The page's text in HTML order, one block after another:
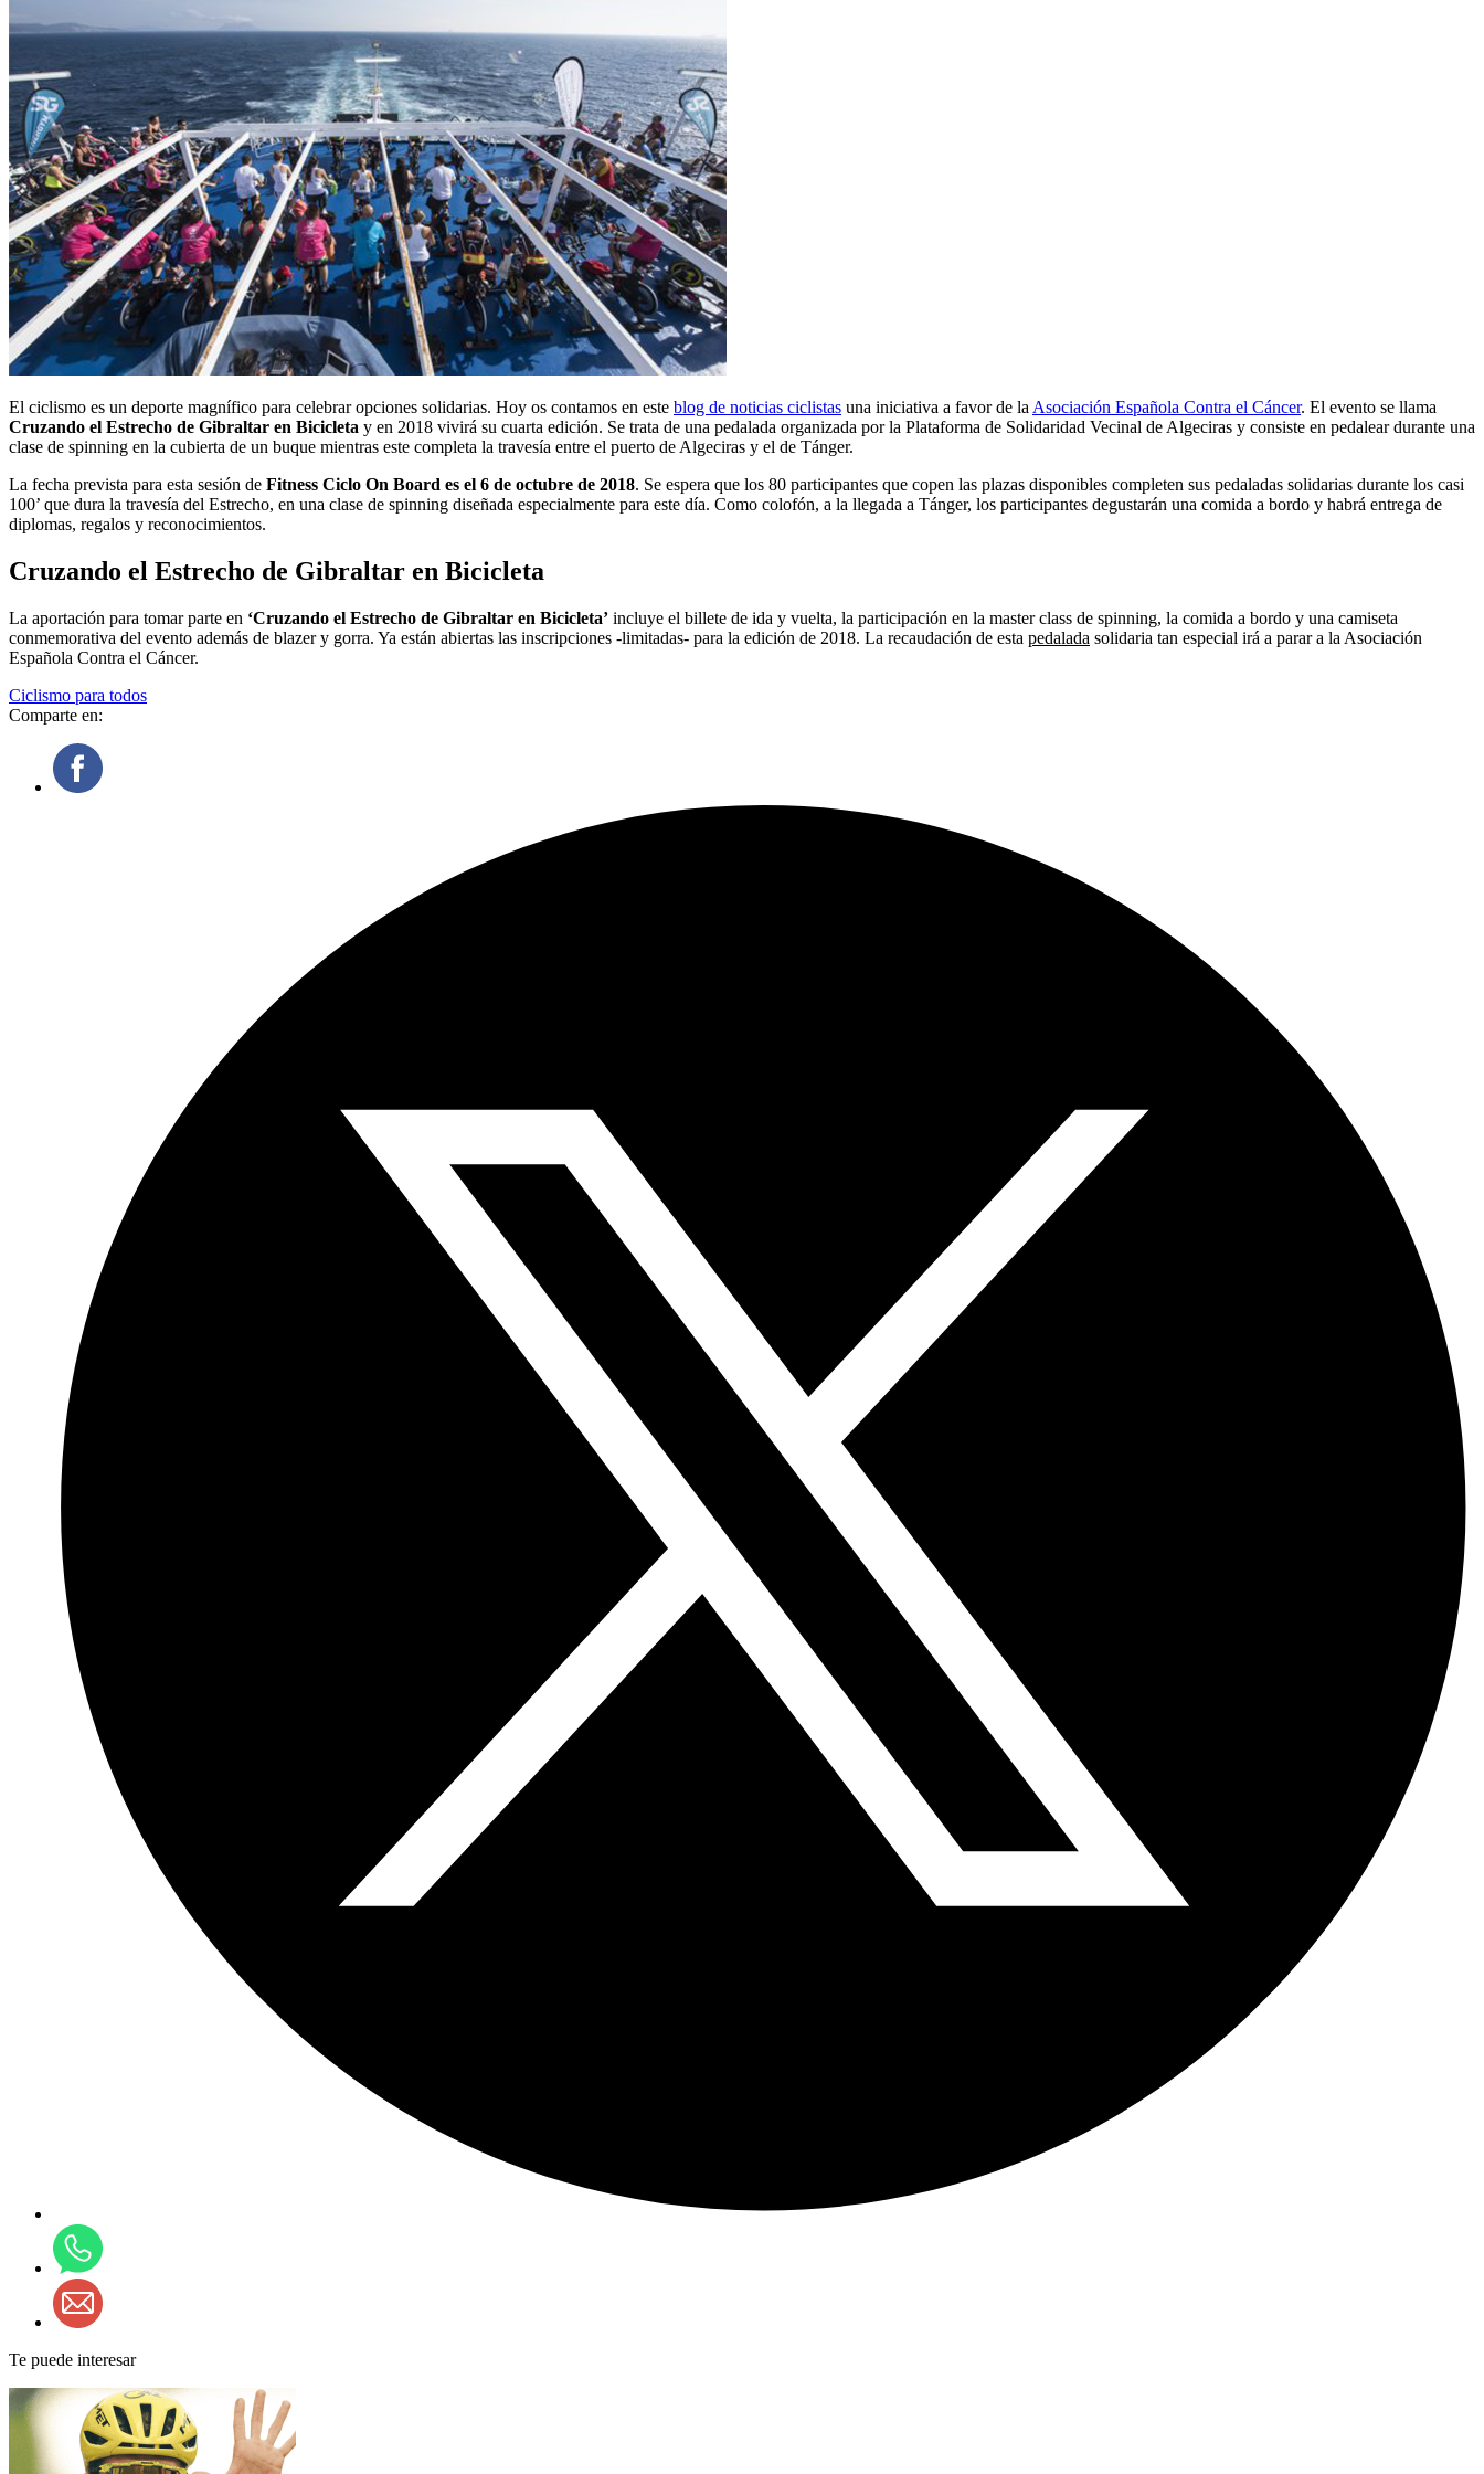
El ciclismo es un deporte magnífico para celebrar opciones solidarias. Hoy os contamos en este blog de noticias ciclistas una iniciativa a favor de laAsociación Española Contra el Cáncer. El evento se llama
Cruzando el Estrecho de Gibraltar en Bicicleta y en 2018 vivirá su cuarta edición. Se trata de una pedalada organizada por la Plataforma de Solidaridad Vecinal de Algeciras y consiste en pedalear durante una
clase de spinning en la cubierta de un buque mientras este completa la travesía entre el puerto de Algeciras y el de Tánger.
La fecha prevista para esta sesión de Fitness Ciclo On Board es el 6 de octubre de 2018. Se espera que los 80 participantes que copen las plazas disponibles completen sus pedaladas solidarias durante los casi
100’ que dura la travesía del Estrecho, en una clase de spinning diseñada especialmente para este día. Como colofón, a la llegada a Tánger, los participantes degustarán una comida a bordo y habrá entrega de
diplomas, regalos y reconocimientos.
Cruzando el Estrecho de Gibraltar en Bicicleta
La aportación para tomar parte en ‘Cruzando el Estrecho de Gibraltar en Bicicleta’ incluye el billete de ida y vuelta, la participación en la master class de spinning, la comida a bordo y una camiseta
conmemorativa del evento además de blazer y gorra. Ya están abiertas las inscripciones -limitadas- para la edición de 2018. La recaudación de esta pedalada solidaria tan especial irá a parar a la Asociación
Española Contra el Cáncer.
Ciclismo para todos
Comparte en:
Te puede interesar